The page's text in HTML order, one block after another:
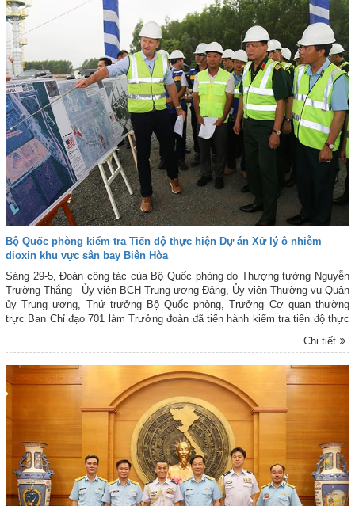
Bộ Quốc phòng kiểm tra Tiến độ thực hiện Dự án Xử lý ô nhiễm
dioxin khu vực sân bay Biên Hòa
Sáng 29-5, Đoàn công tác của Bộ Quốc phòng do Thượng tướng Nguyễn
Trường Thắng - Ủy viên BCH Trung ương Đảng, Ủy viên Thường vụ Quân
ủy Trung ương, Thứ trưởng Bộ Quốc phòng, Trưởng Cơ quan thường
trực Ban Chỉ đạo 701 làm Trưởng đoàn đã tiến hành kiểm tra tiến độ thực
Chi tiết